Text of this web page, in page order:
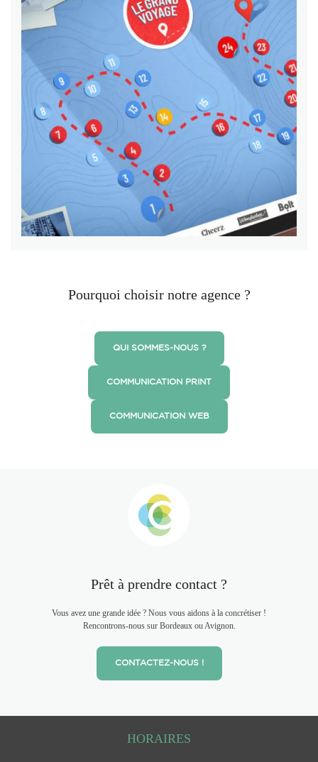
Pourquoi choisir notre agence ?
QUI SOMMES-NOUS ?
COMMUNICATION PRINT
COMMUNICATION WEB
Prêt à prendre contact ?
Vous avez une grande idée ? Nous vous aidons à la concrétiser !
Rencontrons-nous sur Bordeaux ou Avignon.
CONTACTEZ-NOUS !
HORAIRES